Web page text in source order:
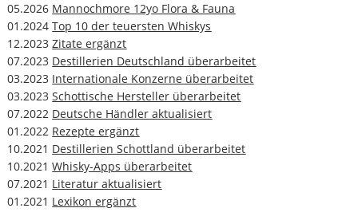
05.2026 Mannochmore 12yo Flora & Fauna
01.2024Top 10 der teuersten Whiskys
12.2023Zitate ergänzt
07.2023 Destillerien Deutschland überarbeitet
03.2023 Internationale Konzerne überarbeitet
03.2023Schottische Hersteller überarbeitet
07.2022 Deutsche Händler aktualisiert
01.2022 Rezepte ergänzt
10.2021 Destillerien Schottland überarbeitet
10.2021Whisky-Apps überarbeitet
07.2021 Literatur aktualisiert
01.2021 Lexikon ergänzt